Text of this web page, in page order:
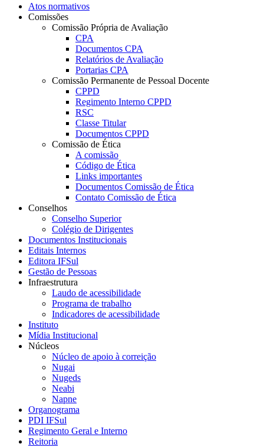
Atos normativos
Comissões
Comissão Própria de Avaliação
CPA
Documentos CPA
Relatórios de Avaliação
Portarias CPA
Comissão Permanente de Pessoal Docente
CPPD
Regimento Interno CPPD
RSC
Classe Titular
Documentos CPPD
Comissão de Ética
A comissão
Código de Ética
Links importantes
Documentos Comissão de Ética
Contato Comissão de Ética
Conselhos
Conselho Superior
Colégio de Dirigentes
Documentos Institucionais
Editais Internos
Editora IFSul
Gestão de Pessoas
Infraestrutura
Laudo de acessibilidade
Programa de trabalho
Indicadores de acessibilidade
Instituto
Mídia Institucional
Núcleos
Núcleo de apoio à correição
Nugai
Nugeds
Neabi
Napne
Organograma
PDI IFSul
Regimento Geral e Interno
Reitoria